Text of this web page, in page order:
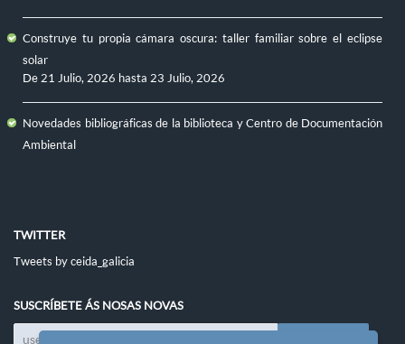
Construye tu propia cámara oscura: taller familiar sobre el eclipse
solar
De21 Julio, 2026 hasta 23 Julio, 2026
Novedades bibliográficas de la biblioteca y Centro de Documentación
Ambiental
TWITTER
Tweets by ceida_galicia
SUSCRÍBETE ÁS NOSAS NOVAS